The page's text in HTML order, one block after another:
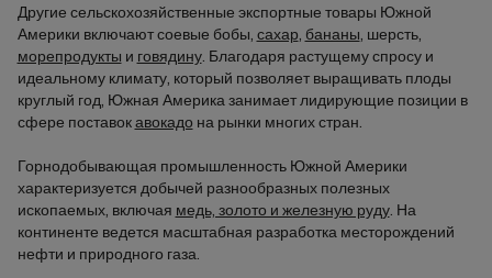
Другие сельскохозяйственные экспортные товары Южной
Америки включают соевые бобы, сахар бананы , шерсть,
морепродукты и говядину. Благодаря растущему спросу и
идеальному климату, который позволяет выращивать плоды
круглый год, Южная Америка занимает лидирующие позиции в
сфере поставок авокадо на рынки многих стран.
Горнодобывающая промышленность Южной Америки
характеризуется добычей разнообразных полезных
ископаемых, включая медь, золото и железную руду. На
континенте ведется масштабная разработка месторождений
нефти и природного газа.